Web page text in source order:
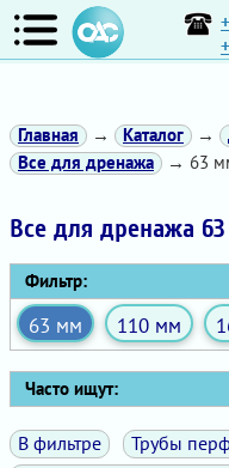
Главная → Каталог →
Все для дренажа
→ 63
Все для дренажа
Фильтр:
63 мм 110 мм
Часто ищут:
В фильтре
Трубы